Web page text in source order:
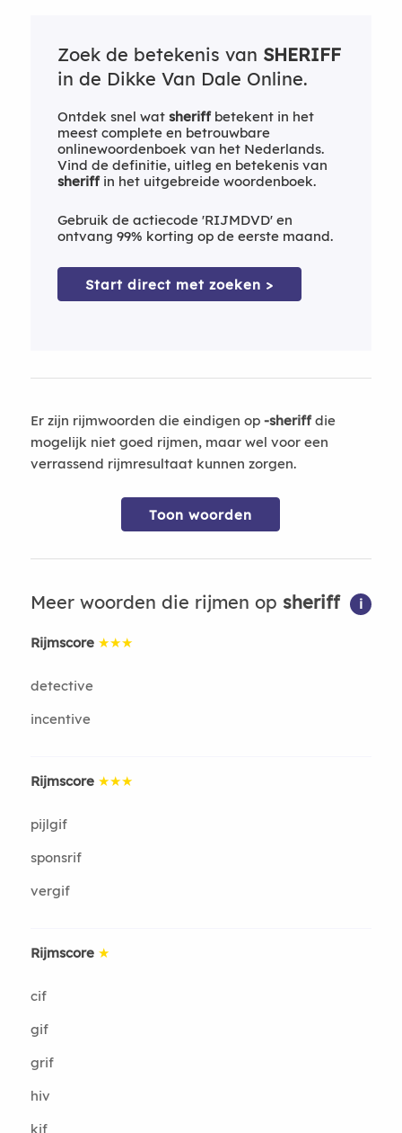
Zoek de betekenis van SHERIFF
in de Dikke Van Dale Online.
Ontdek snel wat sheriffbetekent in het
meest complete en betrouwbare
onlinewoordenboek van het Nederlands.
Vind de definitie, uitleg en betekenis van
sheriffin het uitgebreide woordenboek.
Gebruik de actiecode 'RIJMDVD' en
ontvang 99% korting op de eerste maand.
Start direct met zoeken >
Er zijn rijmwoorden die eindigen op -sheriffdie
mogelijk niet goed rijmen, maar wel voor een
verrassend rijmresultaat kunnen zorgen.
Toon woorden
Meer woorden die rijmen op sheriff i
Rijmscore ★★★
detective
incentive
Rijmscore ★★★
pijlgif
sponsrif
vergif
Rijmscore ★
cif
gif
grif
hiv
kif